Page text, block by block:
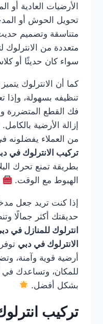
الأرضيات العادية أو
تحويل الحوش أو
متناسقة وتصميم
متعددة من الانترلوك
سواء كان حديثًا أو
كما أن الانترلوك
تنظيفه بسهولة،
فك القطع المتضررة
إزالة الأرضية
من العملاء يفضلونه
تركيب الانترلوك في
بطريقة تمنع تحرك
الهبوط مع الوقت.
إذا كنت تريد جعل
حديقتك أكثر جمالًا
انترلوك للمنازل في
الانترلوك في دبي
أرضية قوية وآمنة،
للمكان، وتساعدك في
بشكل أفضل.
تركيب